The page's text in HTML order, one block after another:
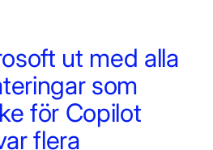
ut med alla
som
för Copilot
flera